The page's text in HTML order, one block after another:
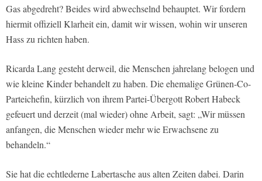
Gas abgedreht? Beides wird abwechselnd behauptet. Wir fordern
hiermit offiziell Klarheit ein, damit wir wissen, wohin wir unseren
Hass zu richten haben.
Ricarda Lang gesteht derweil, die Menschen jahrelang belogen und
wie kleine Kinder behandelt zu haben. Die ehemalige Grünen-Co-
Parteichefin, kürzlich von ihrem Partei-Übergott Robert Habeck
gefeuert und derzeit (mal wieder) ohne Arbeit, sagt: „Wir müssen
anfangen, die Menschen wieder mehr wie Erwachsene zu
behandeln.“
Sie hat die echtlederne Labertasche aus alten Zeiten dabei. Darin